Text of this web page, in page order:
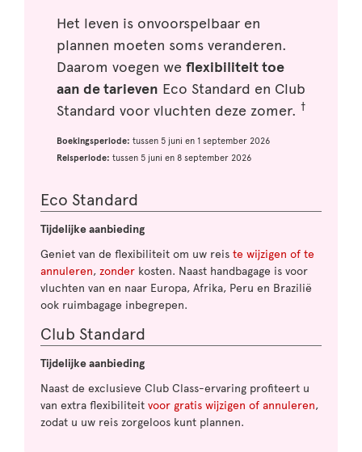
Het leven is onvoorspelbaar en
plannen moeten soms veranderen.
Daarom voegen we flexibiliteit toe
aan de tarieven Eco Standard en Club
Standard voor vluchten deze zomer. †
Boekingsperiode: tussen 5 juni en 1 september 2026
Reisperiode: tussen 5 juni en 8 september 2026
Eco Standard
Tijdelijke aanbieding
Geniet van de flexibiliteit om uw reis te wijzigen of te
annuleren, zonder kosten. Naast handbagage is voor
vluchten van en naar Europa, Afrika, Peru en Brazilië
ook ruimbagage inbegrepen.
Club Standard
Tijdelijke aanbieding
Naast de exclusieve Club Class-ervaring profiteert u
van extra flexibiliteit voor gratis wijzigen of annuleren,
zodat u uw reis zorgeloos kunt plannen.